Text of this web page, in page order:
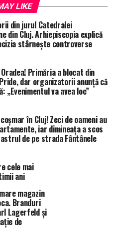
LIKE
din jurul Catedralei
din Cluj. Arhiepiscopia explică
stârnește controverse
Oradea! Primăria a blocat din
dar organizatorii anunță că
„Evenimentul va avea loc”
în Cluj! Zeci de oameni au
iar dimineața a scos
de pe strada Fântânele
cele mai
ani
magazin
Branduri
Lagerfeld și
de